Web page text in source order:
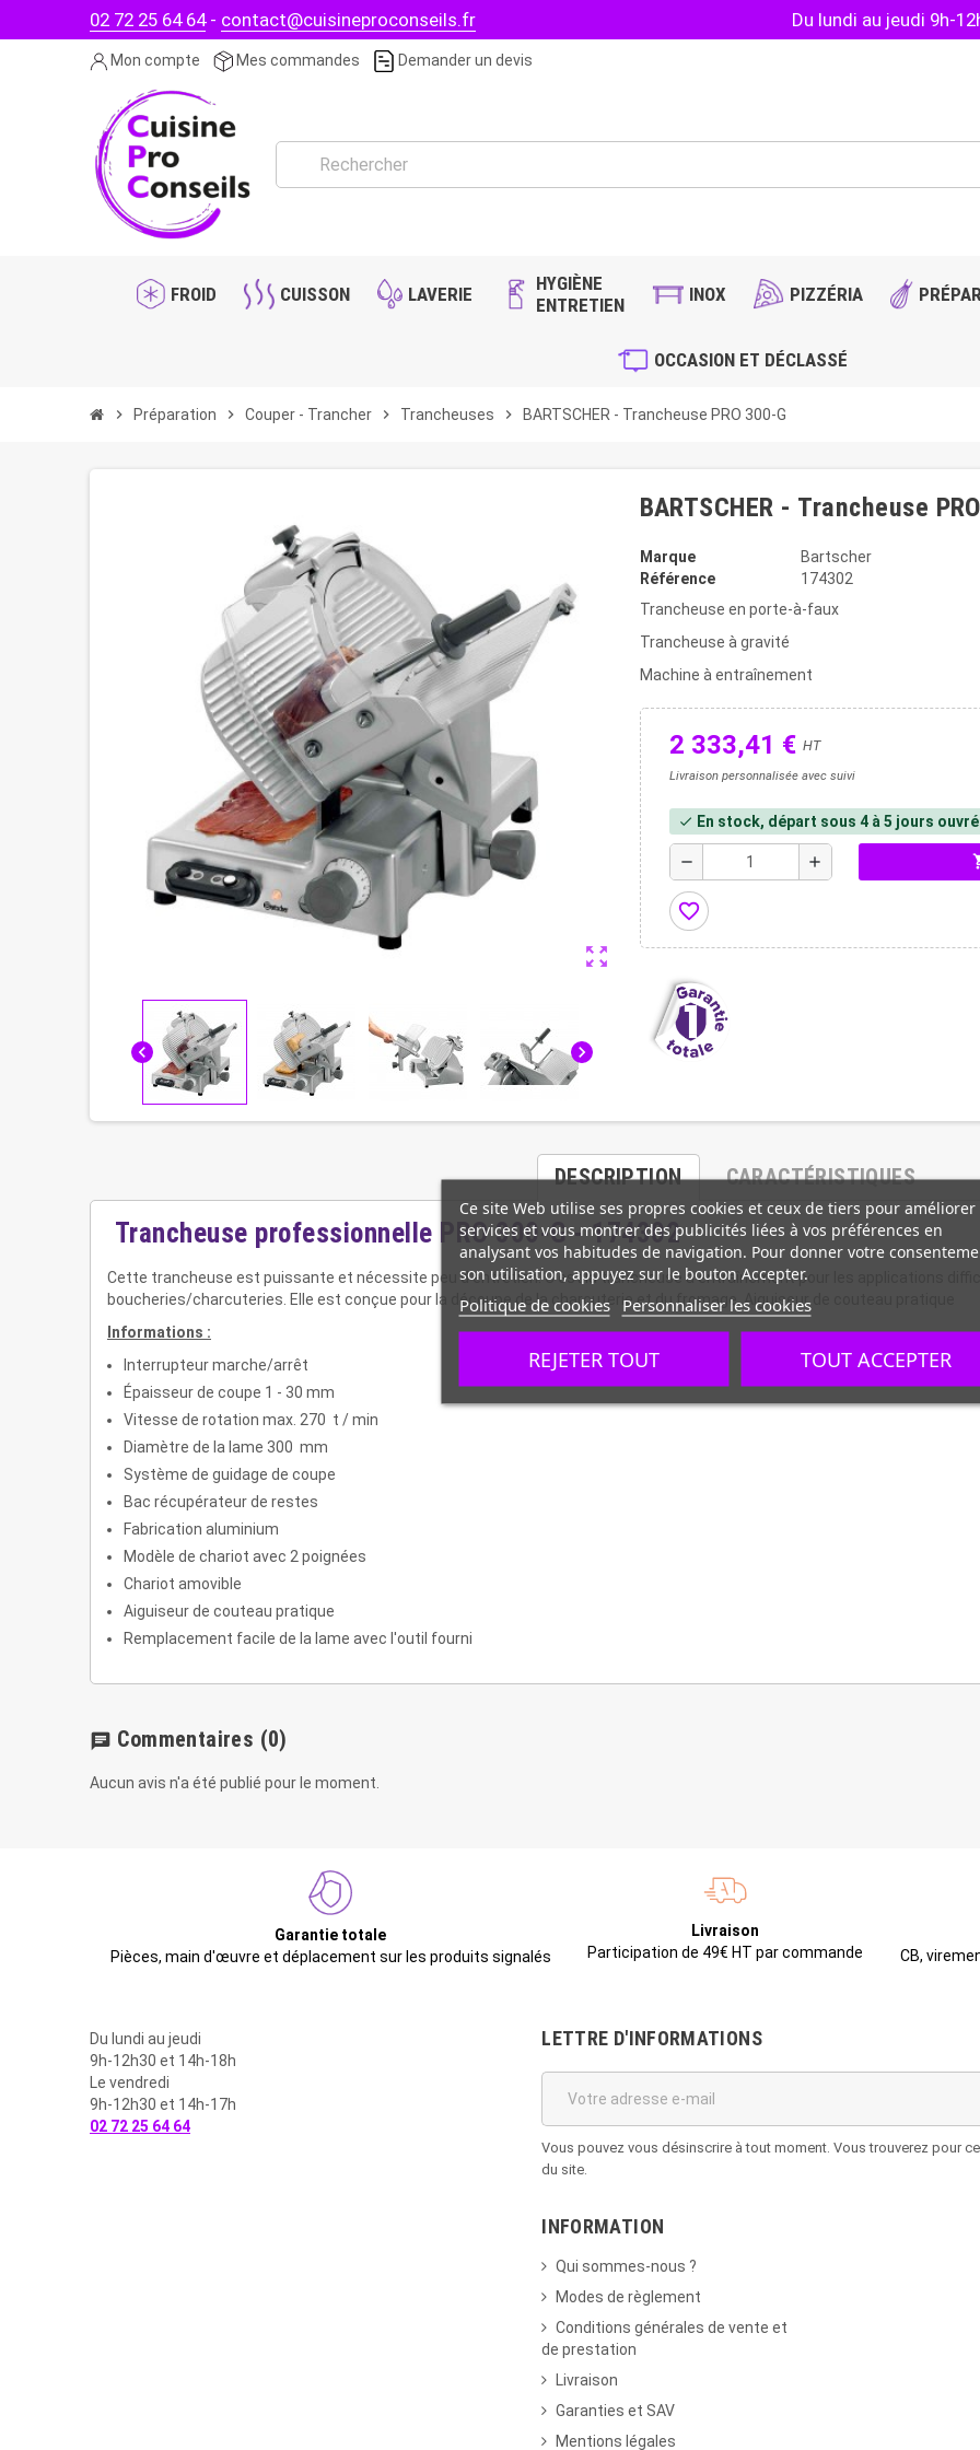
02 72 25 64 64- contact@cuisineproconseils.fr Du lundi au jeudi 9h-
Mon compte Mes commandes Demander un devis
FROID CUISSON LAVERIE
HYGIÈNE
ENTRETIEN
INOX PIZZÉRIA
OCCASION ET DÉCLASSÉ
chevron_right Préparation chevron_right Couper - Trancher chevron_right Trancheuses chevron_right BARTSCHER - Trancheuse PRO 300-G
zoom_out_map
chevron_left chevron_right
BARTSCHER - Trancheuse
Marque
Bartscher
Référence
174302
Trancheuse en porte-à-faux
Trancheuse à gravité
Machine à entraînement
2 333,41 € HT
Livraison personnalisée avec suivi
check En stock, départ sous 4 à 5 jours
remove add
favorite_border
DESCRIPTION CARACTÉRISTIQUES
Trancheuse professionnelle PRO 300-G - 174302
Cette trancheuse est puissante et nécessite peu d'entretien. C'est la trancheuse à entraînement pour les applications
boucheries/charcuteries. Elle est conçue pour la découpe de la charcuterie et du fromage. Aiguiseur de couteau pratique
Informations :
Interrupteur marche/arrêt
Épaisseur de coupe 1 - 30 mm
Vitesse de rotation max. 270 t / min
Diamètre de la lame 300 mm
Système de guidage de coupe
Bac récupérateur de restes
Fabrication aluminium
Modèle de chariot avec 2 poignées
Chariot amovible
Aiguiseur de couteau pratique
Remplacement facile de la lame avec l'outil fourni
chat Commentaires (0)
Aucun avis n'a été publié pour le moment.
Garantie totale
Pièces, main d'œuvre et déplacement sur les produits signalés
Livraison
Participation de 49€ HT par commande
CB,
Du lundi au jeudi
9h-12h30 et 14h-18h
Le vendredi
9h-12h30 et 14h-17h
02 72 25 64 64
LETTRE D'INFORMATIONS
Vous pouvez vous désinscrire à tout moment. Vous trouverez pour
du site.
INFORMATION
Qui sommes-nous ?
Modes de règlement
Conditions générales de vente et
de prestation
Livraison
Garanties et SAV
Mentions légales
Ce site Web utilise ses propres cookies et ceux de tiers pour améliorer
services et vous montrer des publicités liées à vos préférences en
analysant vos habitudes de navigation. Pour donner votre
son utilisation, appuyez sur le bouton Accepter.
Politique de cookies Personnaliser les cookies
REJETER TOUT TOUT ACCEPTER